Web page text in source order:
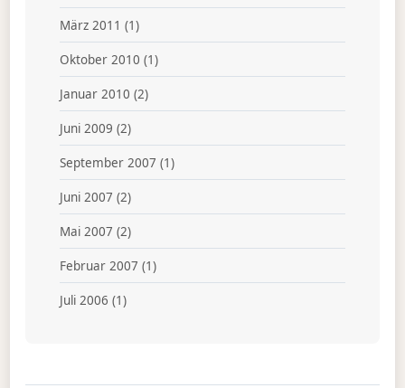
März 2011 (1)
Oktober 2010 (1)
Januar 2010 (2)
Juni 2009 (2)
September 2007 (1)
Juni 2007 (2)
Mai 2007 (2)
Februar 2007 (1)
Juli 2006 (1)